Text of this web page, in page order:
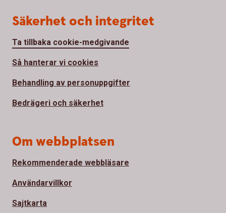
Säkerhet och integritet
Ta tillbaka cookie-medgivande
Så hanterar vi cookies
Behandling av personuppgifter
Bedrägeri och säkerhet
Om webbplatsen
Rekommenderade webbläsare
Användarvillkor
Sajtkarta